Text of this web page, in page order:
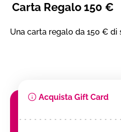
Carta Regalo 150 €
Una carta regalo da 150 € di
Acquista Gift Card